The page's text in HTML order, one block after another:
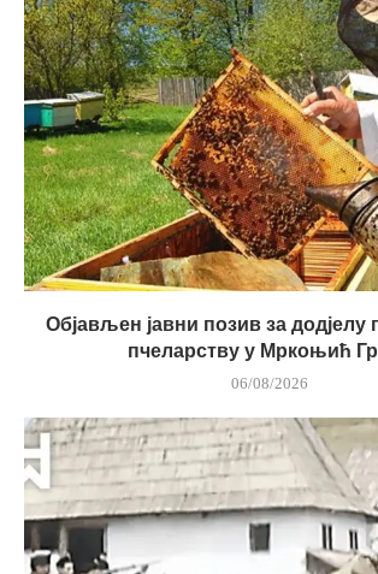
Објављен јавни позив за додјелу
пчеларству у Мркоњић
06/08/2026